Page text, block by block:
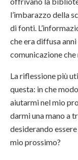
l’imbarazzo della
di fonti.
che era diffusa
comunicazione che
La riflessione più
questa: in che
aiutarmi nel mio
darmi una mano a
desiderando
mio prossimo?